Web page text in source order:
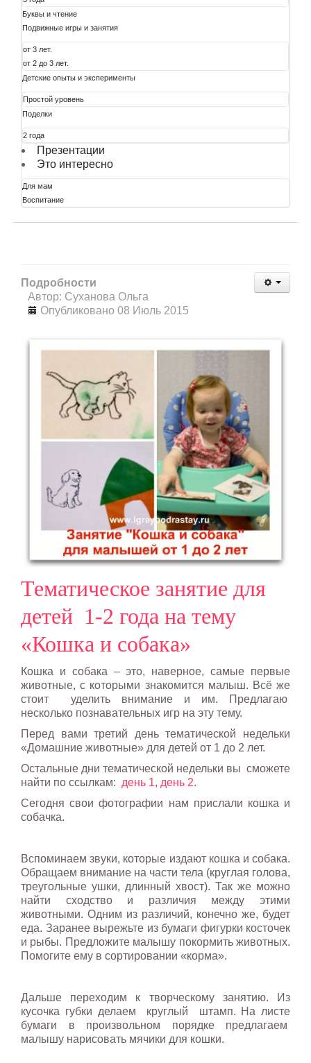
Буквы и чтение
Подвижные игры и занятия
от 3 лет.
от 2 до 3 лет.
Детские опыты и эксперименты
Простой уровень
Поделки
2 года
Презентации
Это интересно
Для мам
Воспитание
Подробности
Автор: Суханова Ольга
Опубликовано 08 Июль 2015
Тематическое занятие для
детей 1-2 года на тему
«Кошка и собака»
Кошка и собака – это, наверное, самые первые
животные, с которыми знакомится малыш. Всё же
стоит уделить внимание и им. Предлагаю
несколько познавательных игр на эту тему.
Перед вами третий день тематической недельки
«Домашние животные» для детей от 1 до 2 лет.
Остальные дни тематической недельки вы сможете
найти по ссылкам: день 1, день 2.
Сегодня свои фотографии нам прислали кошка и
собачка.
Вспоминаем звуки, которые издают кошка и собака.
Обращаем внимание на части тела (круглая голова,
треугольные ушки, длинный хвост). Так же можно
найти сходство и различия между этими
животными. Одним из различий, конечно же, будет
еда. Заранее вырежьте из бумаги фигурки косточек
и рыбы. Предложите малышу покормить животных.
Помогите ему в сортировании «корма».
Дальше переходим к творческому занятию. Из
кусочка губки делаем круглый штамп. На листе
бумаги в произвольном порядке предлагаем
малышу нарисовать мячики для кошки.